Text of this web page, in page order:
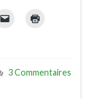
3 Commentaires